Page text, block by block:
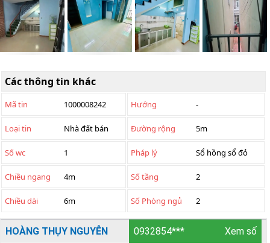
Các thông tin khác
Mã tin 1000008242 Hướng -
Loại tin Nhà đất bán Đường rộng 5m
Số wc 1 Pháp lý Sổ hồng sổ đỏ
Chiều ngang 4m Số tầng 2
Chiều dài 6m Số Phòng ngủ 2
HOÀNG THỤY NGUYỄN 0932854*** Xem số